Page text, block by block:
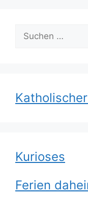
Suchen
nach:
Kurioses
Ferien